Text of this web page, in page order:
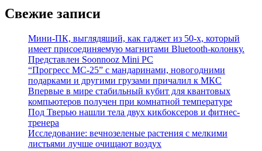
Свежие записи
Мини-ПК, выглядящий, как гаджет из 50-х, который
имеет присоединяемую магнитами Bluetooth-колонку.
Представлен Soonnooz Mini PC
“Прогресс МС-25” с мандаринами, новогодними
подарками и другими грузами причалил к МКС
Впервые в мире стабильный кубит для квантовых
компьютеров получен при комнатной температуре
Под Тверью нашли тела двух кикбоксеров и фитнес-
тренера
Исследование: вечнозеленые растения с мелкими
листьями лучше очищают воздух